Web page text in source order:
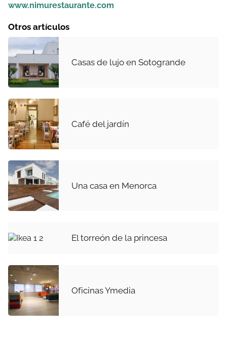
www.nimurestaurante.com
Otros artículos
Casas de lujo en Sotogrande
Café del jardín
Una casa en Menorca
El torreón de la princesa
Oficinas Ymedia